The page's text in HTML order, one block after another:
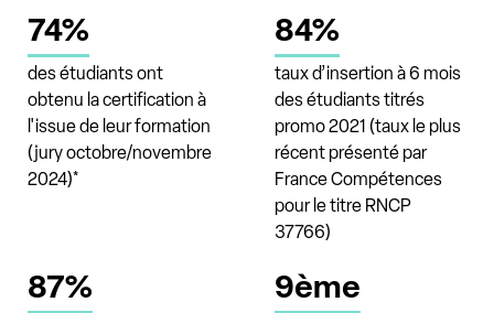
74%
des étudiants ont
obtenu la certification à
l'issue de leur formation
(jury octobre/novembre
2024)*
84%
taux d’insertion à 6 mois
des étudiants titrés
promo 2021 (taux le plus
récent présenté par
France Compétences
pour le titre RNCP
37766)
87% 9ème